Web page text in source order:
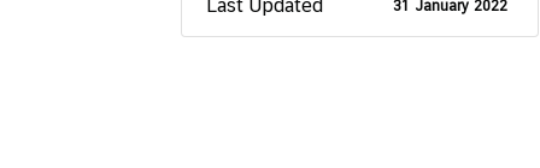
Last Updated 31 January 2022